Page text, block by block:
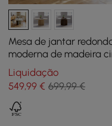
Mesa de jantar
moderna de madeira
de 99 cm, para 2 lugares
Liquidação
549,99 € 699,99 €